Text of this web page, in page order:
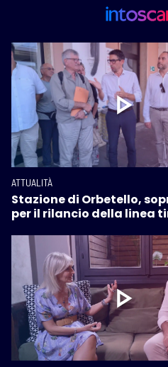
ATTUALITÀ
Stazione di Orbetello,
per il rilancio della linea